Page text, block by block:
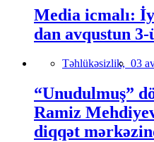
Media icmalı:
dan avqustun
Təhlükəsizlik, 03
“Unudulmuş”
Ramiz
diqqət